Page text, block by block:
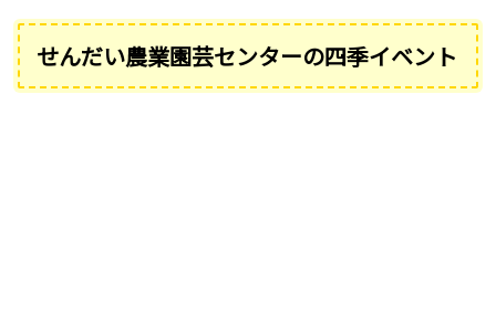
せんだい農業園芸センターの四季イベント